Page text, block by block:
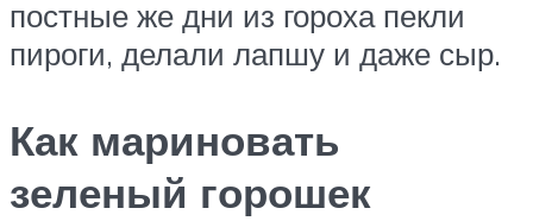
постные же дни из гороха пекли
пироги, делали лапшу и даже сыр.
Как мариновать
зеленый горошек